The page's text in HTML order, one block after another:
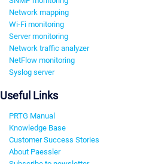
Network mapping
Wi-Fi monitoring
Server monitoring
Network traffic analyzer
NetFlow monitoring
Syslog server
Useful Links
PRTG Manual
Knowledge Base
Customer Success Stories
About Paessler